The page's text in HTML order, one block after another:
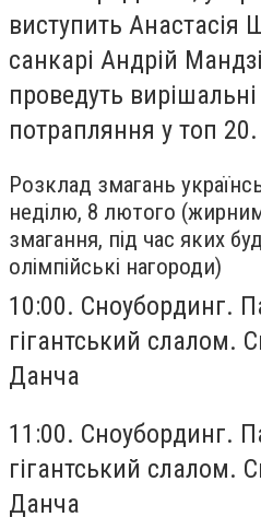
виступить Анастасія
санкарі Андрій
проведуть
потрапляння у топ 20.
Розклад змагань
неділю, 8 лютого
змагання, під час яких
олімпійські нагороди)
10:00. Сноубординг.
гігантський слалом.
Данча
11:00. Сноубординг.
гігантський слалом.
Данча